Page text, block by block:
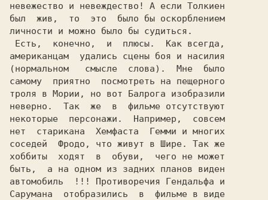
невежество и невеждество! А если Толкиен
личности и можно было бы судиться.
американцам  удались сцены боя и насилия
(нормальном   смысле  слова).  Мне  было
самому  приятно  посмотреть на пещерного
троля в Мории, но вот Балрога изобразили
неверно.  Так  же  в  фильме отсутствуют
некоторые  персонажи.  Например,  совсем
нет  старикана  Хемфаста  Гемми и многих
соседей  Фродо, что живут в Шире. Так же
хоббиты  ходят  в  обуви,  чего не может
быть,  а на одном из задних планов виден
автомобиль  !!! Противоречия Гендальфа и
Сарумана  отобразились  в  фильме в виде